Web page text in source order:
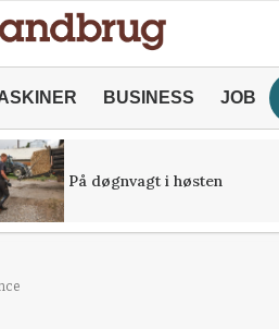
BUSINESS JOB
På døgnvagt i høsten